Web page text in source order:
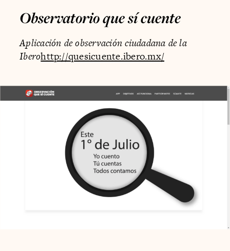
Observatorio que sí cuente
Aplicación de observación ciudadana de la
Iberohttp://quesicuente.ibero.mx/